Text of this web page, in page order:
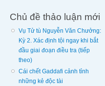
Chủ đề thảo luận mới
Vụ Tử tù Nguyễn Văn Chưởng:
Kỳ 2. Xác định tội ngay khi bắt
đầu giai đoạn điều tra (tiếp
theo)
Cái chết Gaddafi cảnh tỉnh
những kẻ độc tài